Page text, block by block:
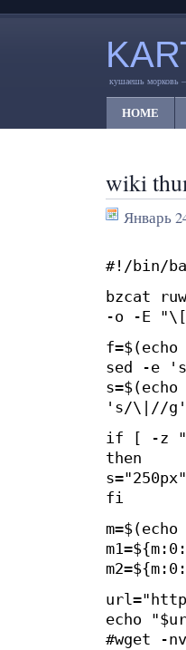
кушаешь морковь –
HOME
wiki
Январь
#!/bin/
bzcat
-o -E
sed -e
's/\|//
if [ -z
then
s="250px"
fi
echo
#wget -